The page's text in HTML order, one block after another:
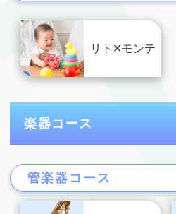
リト✕モンテ
楽器コース
管楽器コース